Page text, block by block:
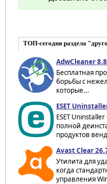
ТОП-сегодня раздела
AdwCleaner
Бесплатная
борьбы с
которые...
ESET
ESET
полной
продуктов
Avast Clear
Утилита для
когда
управления